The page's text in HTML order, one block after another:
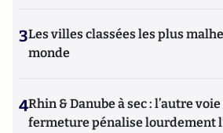
3Les villes classées les plus
monde
4Rhin & Danube à sec : l’autre
fermeture pénalise lourdement